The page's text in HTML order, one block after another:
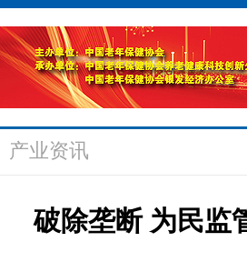
产业资讯
破除垄断 为民